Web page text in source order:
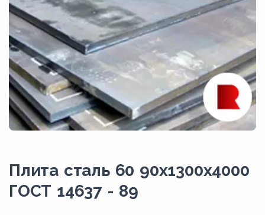
Плита сталь 60 90x1300x4000
ГОСТ 14637 - 89